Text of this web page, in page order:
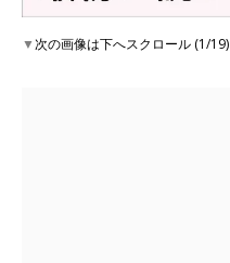
▼次の画像は下へスクロール (1/19)